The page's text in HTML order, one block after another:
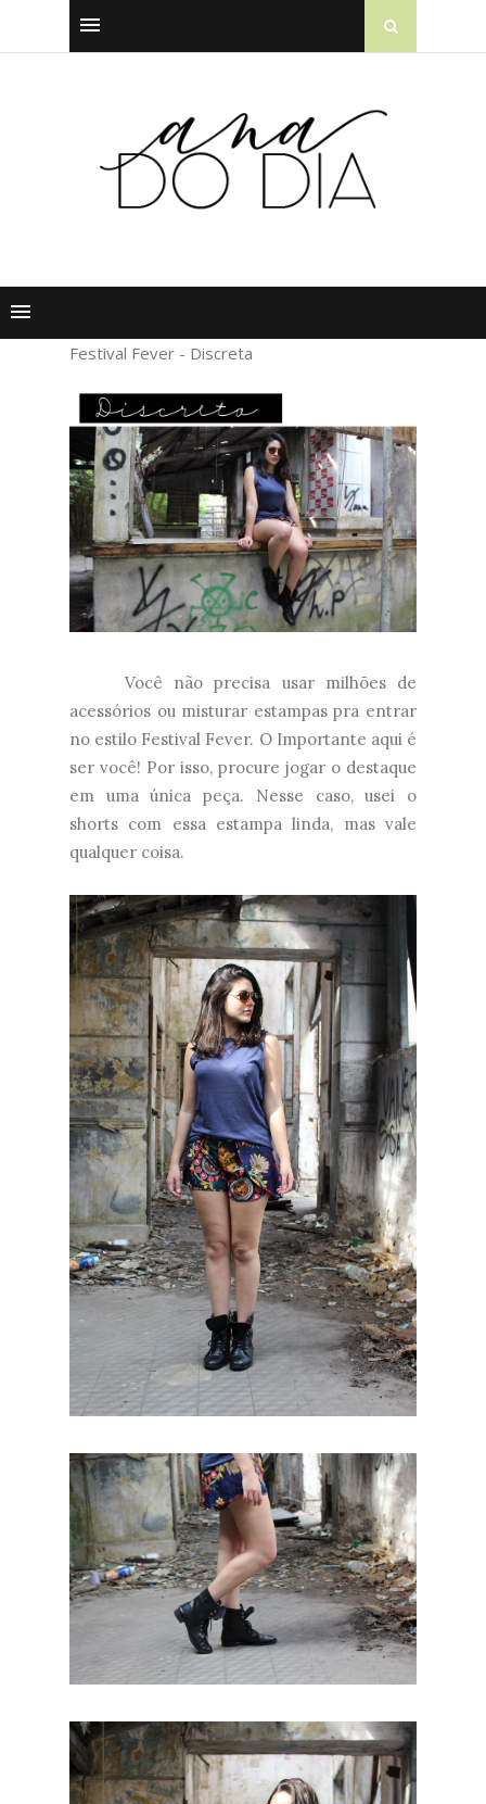
Festival Fever - Discreta
Você não precisa usar milhões de
acessórios ou misturar estampas pra entrar
no estilo Festival Fever. O Importante aqui é
ser você! Por isso, procure jogar o destaque
em uma única peça. Nesse caso, usei o
shorts com essa estampa linda, mas vale
qualquer coisa.